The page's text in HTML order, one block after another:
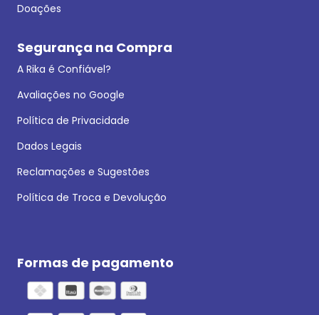
Doações
Segurança na Compra
A Rika é Confiável?
Avaliações no Google
Política de Privacidade
Dados Legais
Reclamações e Sugestões
Política de Troca e Devolução
Formas de pagamento